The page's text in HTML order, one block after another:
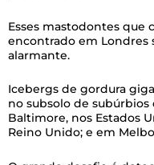
Esses mastodontes que
encontrado em Londres
alarmante.
Icebergs de gordura
no subsolo de
Baltimore, nos Estados
Reino Unido; e em